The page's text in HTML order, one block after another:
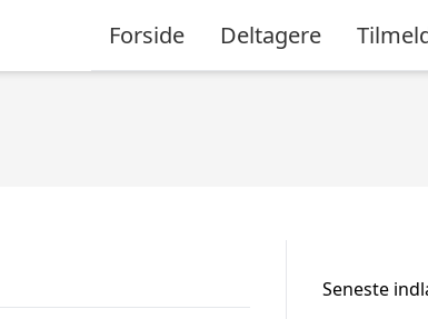
Forside Deltagere
Seneste